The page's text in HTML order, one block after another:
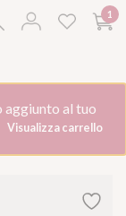
1
aggiunto al tuo
Visualizza carrello